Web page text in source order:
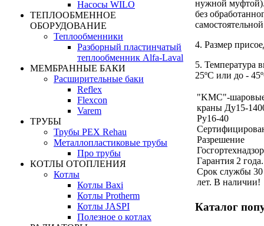
Насосы WILO
ТЕПЛООБМЕННОЕ
ОБОРУДОВАНИЕ
Теплообменники
Разборный пластинчатый
теплообменник Alfa-Laval
МЕМБРАННЫЕ БАКИ
Расширительные баки
Reflex
Flexcon
Varem
ТРУБЫ
Трубы PEX Rehau
Металлопластиковые трубы
Про трубы
КОТЛЫ ОТОПЛЕНИЯ
Котлы
Котлы Baxi
Котлы Protherm
Котлы JASPI
Полезное о котлах
нужной
без
4. Размер
5. Температура
25ºC или до -
"KMC"-
краны Ду15-
Ру16-40
Разрешение
Гарантия 2 года.
Срок службы 30
лет. В наличии!
Каталог